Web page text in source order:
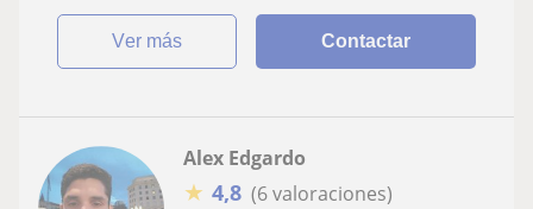
ver más Contactar
Alex Edgardo
★ 4,8 (6 valoraciones)